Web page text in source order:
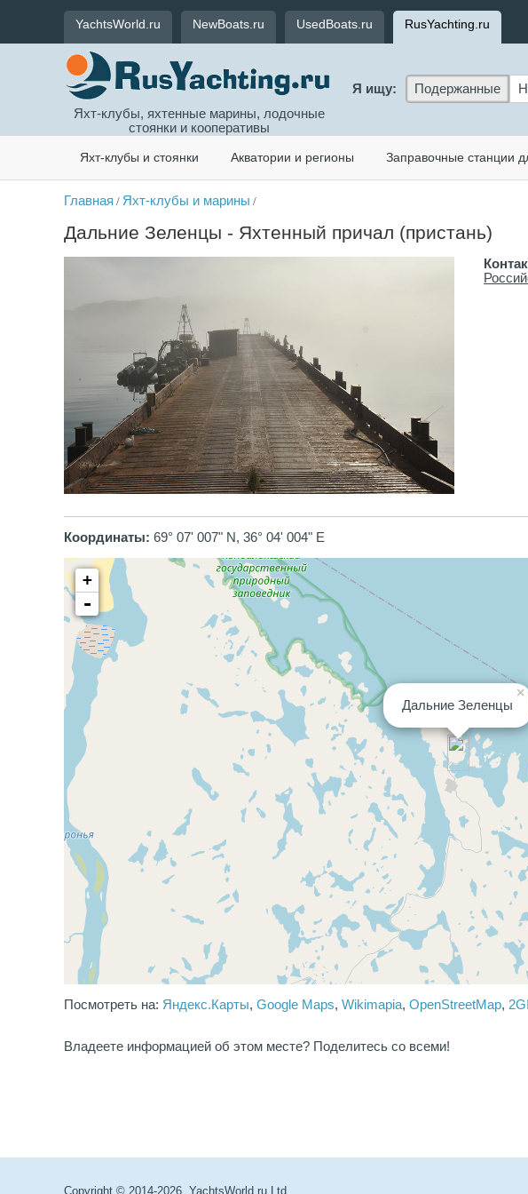
YachtsWorld.ru NewBoats.ru UsedBoats.ru RusYachting.ru
Яхт-клубы, яхтенные марины, лодочные
стоянки и кооперативы
Я ищу: Подержанные
Яхт-клубы и стоянки Акватории и регионы Заправочные станции
Главная / Яхт-клубы и марины /
Дальние Зеленцы - Яхтенный причал (пристань)
Координаты: 69° 07' 007" N, 36° 04' 004" E
×
Дальние Зеленцы
+
-
Посмотреть на: Яндекс.Карты, Google Maps, Wikimapia, OpenStreetMap,
Владеете информацией об этом месте? Поделитесь со всеми!
Copyright © 2014-2026. YachtsWorld.ru Ltd.